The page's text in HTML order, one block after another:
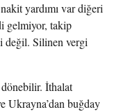
yardımı var diğeri
gelmiyor, takip
değil. Silinen vergi
İthalat
Ukrayna’dan buğday